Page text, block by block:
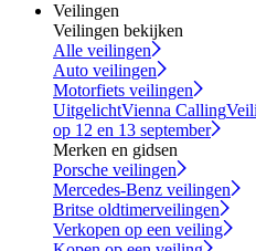
Veilingen
Veilingen bekijken
Alle veilingen
Auto veilingen
Motorfiets veilingen
UitgelichtVienna Calling
op 12 en 13 september
Merken en gidsen
Porsche veilingen
Mercedes-Benz veilingen
Britse oldtimerveilingen
Verkopen op een veiling